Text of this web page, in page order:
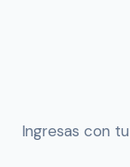
Ingresas con